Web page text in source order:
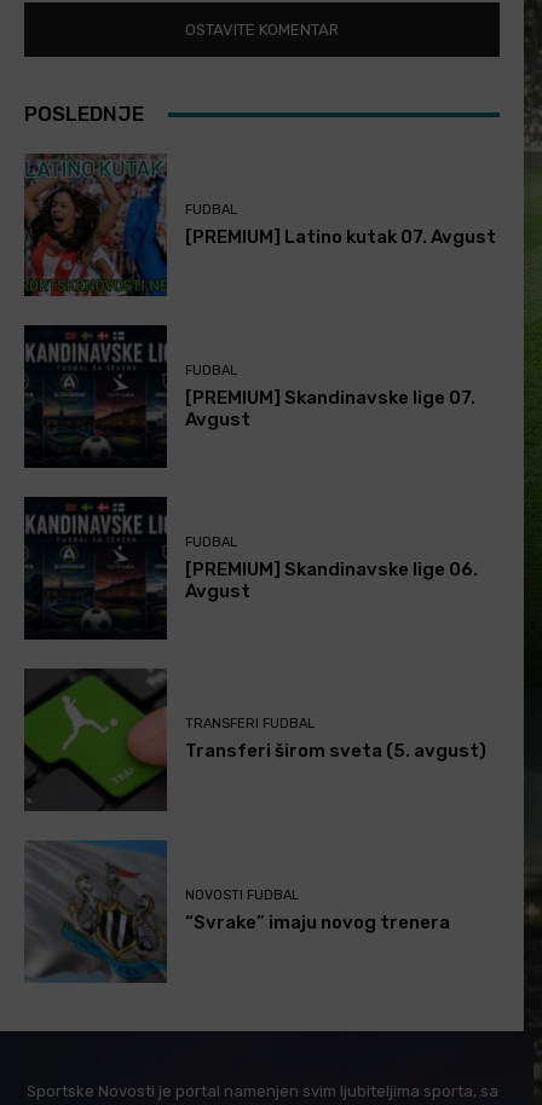
POSLEDNJE
FUDBAL
[PREMIUM] Latino kutak 07. Avgust
FUDBAL
[PREMIUM] Skandinavske lige 07.
Avgust
FUDBAL
[PREMIUM] Skandinavske lige 06.
Avgust
TRANSFERI FUDBAL
Transferi širom sveta (5. avgust)
NOVOSTI FUDBAL
“Svrake” imaju novog trenera
Sportske Novosti je portal namenjen svim ljubiteljima sporta, sa